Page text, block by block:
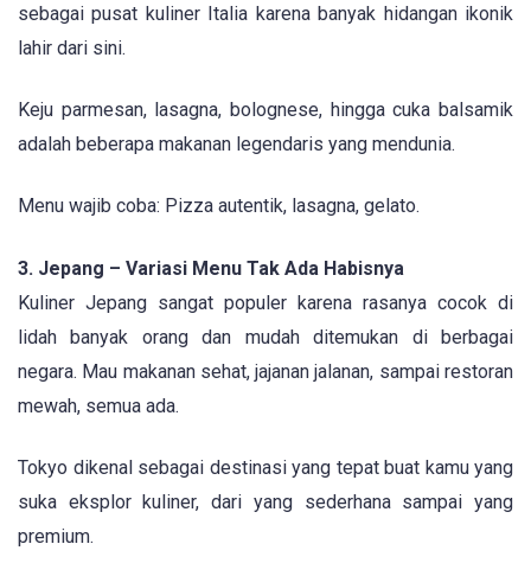
sebagai pusat kuliner Italia karena banyak hidangan ikonik
lahir dari sini.
Keju parmesan, lasagna, bolognese, hingga cuka balsamik
adalah beberapa makanan legendaris yang mendunia.
Menu wajib coba: Pizza autentik, lasagna, gelato.
3. Jepang – Variasi Menu Tak Ada Habisnya
Kuliner Jepang sangat populer karena rasanya cocok di
lidah banyak orang dan mudah ditemukan di berbagai
negara. Mau makanan sehat, jajanan jalanan, sampai restoran
mewah, semua ada.
Tokyo dikenal sebagai destinasi yang tepat buat kamu yang
suka eksplor kuliner, dari yang sederhana sampai yang
premium.